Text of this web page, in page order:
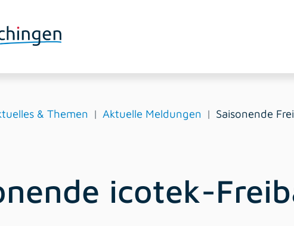
& Themen Aktuelle Meldungen Saisonende
icotek-